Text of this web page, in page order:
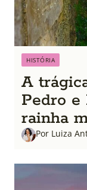
HISTÓRIA
A
Pedro e
rainha
Por Luiza